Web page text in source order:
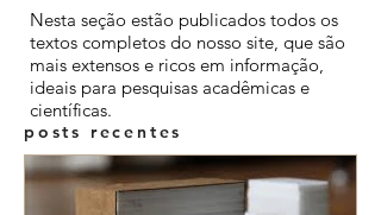
Nesta seção estão publicados todos os
textos completos do nosso site, que são
mais extensos e ricos em informação,
ideais para pesquisas acadêmicas e
científicas.
posts recentes